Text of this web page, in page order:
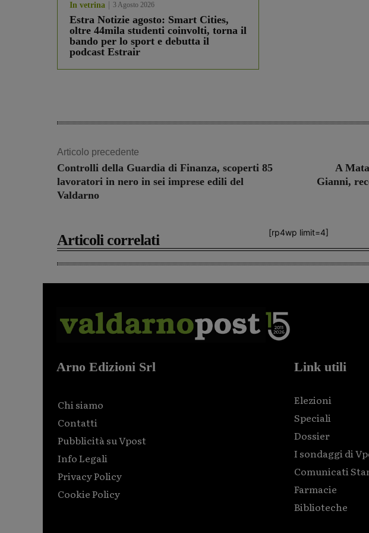
In vetrina 3 Agosto 2026
Estra Notizie agosto: Smart Cities,
oltre 44mila studenti coinvolti, torna il
bando per lo sport e debutta il
podcast Estrair
Articolo precedente
Controlli della Guardia di Finanza, scoperti 85
lavoratori in nero in sei imprese edili del
Valdarno
A
Gianni,
[rp4wp limit=4]
Articoli correlati
Arno Edizioni Srl
Chi siamo
Contatti
Pubblicità su Vpost
Info Legali
Privacy Policy
Cookie Policy
Link utili
Elezioni
Speciali
Dossier
I sondaggi di
Comunicati
Farmacie
Biblioteche